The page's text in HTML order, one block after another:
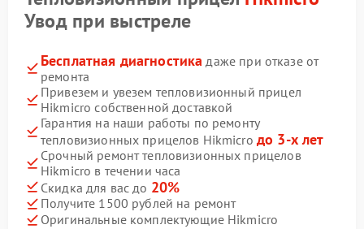
Увод при выстреле
Бесплатная диагностика даже при отказе от
ремонта
Привезем и увезем тепловизионный прицел
Hikmicro собственной доставкой
Гарантия на наши работы по ремонту
тепловизионных прицелов Hikmicro до 3-х лет
Срочный ремонт тепловизионных прицелов
Hikmicro в течении часа
Скидка для вас до 20%
Получите 1500 рублей на ремонт
Оригинальные комплектующие Hikmicro